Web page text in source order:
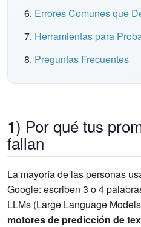
Errores Comunes que
Herramientas para
Preguntas Frecuentes
1) Por qué tus
fallan
La mayoría de las personas
Google: escriben 3 o 4
LLMs (Large Language
motores de predicción de